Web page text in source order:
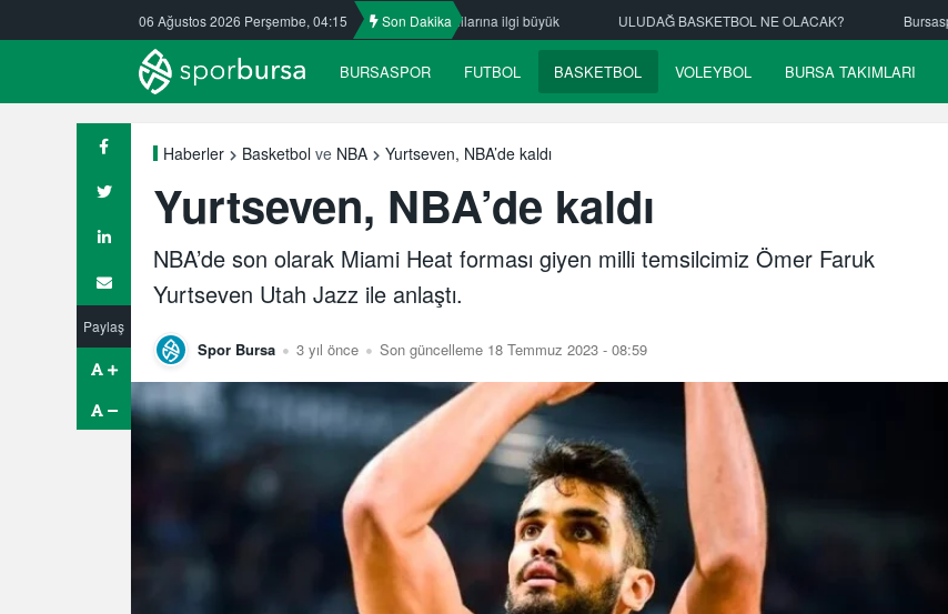
06 Ağustos 2026 Perşembe, 04:15 Son Dakika
Nilüfer’de yaz okullarına ilgi büyük ULUDAĞ BASKETBOL NE OLACAK? Bursaspor’un fikstürü çekiliyor
BURSASPOR FUTBOL BASKETBOL VOLEYBOL BURSA TAKIMLARI
Paylaş
Haberler Basketbol ve NBA Yurtseven, NBA’de kaldı
Yurtseven, NBA’de kaldı
NBA’de son olarak Miami Heat forması giyen milli temsilcimiz Ömer Faruk
Yurtseven Utah Jazz ile anlaştı.
Spor Bursa 3 yıl önce Son güncelleme 18 Temmuz 2023 - 08:59